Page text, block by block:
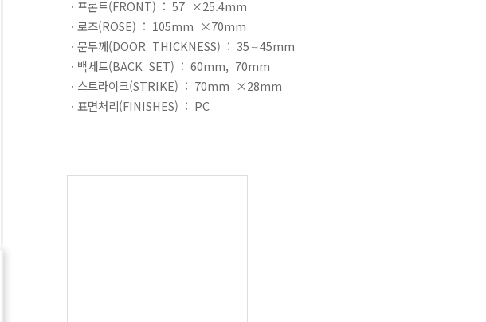
ㆍ프론트(FRONT) : 57 ×25.4mm
ㆍ로즈(ROSE) : 105mm ×70mm
ㆍ문두께(DOOR THICKNESS) : 35∼45mm
ㆍ백세트(BACK SET) : 60mm, 70mm
ㆍ스트라이크(STRIKE) : 70mm ×28mm